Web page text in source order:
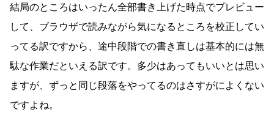
結局のところはいったん全部書き上げた時点でプレビュー
して、ブラウザで読みながら気になるところを校正してい
ってる訳ですから、途中段階での書き直しは基本的には無
駄な作業だといえる訳です。多少はあってもいいとは思い
ますが、ずっと同じ段落をやってるのはさすがによくない
ですよね。